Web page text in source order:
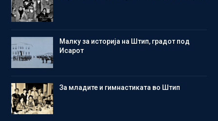
Малку за историја на Штип, градот под
Исарот
Зa младите и гимнастиката во Штип